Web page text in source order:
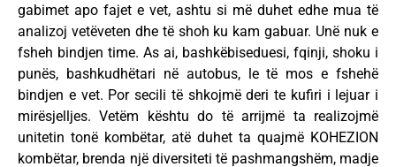
gabimet apo fajet e vet, ashtu si më duhet edhe mua të
analizoj vetëveten dhe të shoh ku kam gabuar. Unë nuk e
fsheh bindjen time. As ai, bashkëbiseduesi, fqinji, shoku i
punës, bashkudhëtari në autobus, le të mos e fshehë
bindjen e vet. Por secili të shkojmë deri te kufiri i lejuar i
mirësjelljes. Vetëm kështu do të arrijmë ta realizojmë
unitetin tonë kombëtar, atë duhet ta quajmë KOHEZION
kombëtar, brenda një diversiteti të pashmangshëm, madje